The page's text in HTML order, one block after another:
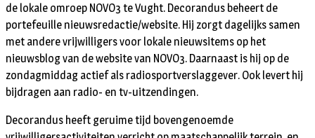
de lokale omroep NOVO3 te Vught. Decorandus beheert de
portefeuille nieuwsredactie/website. Hij zorgt dagelijks samen
met andere vrijwilligers voor lokale nieuwsitems op het
nieuwsblog van de website van NOVO3. Daarnaast is hij op de
zondagmiddag actief als radiosportverslaggever. Ook levert hij
bijdragen aan radio- en tv-uitzendingen.
Decorandus heeft geruime tijd bovengenoemde